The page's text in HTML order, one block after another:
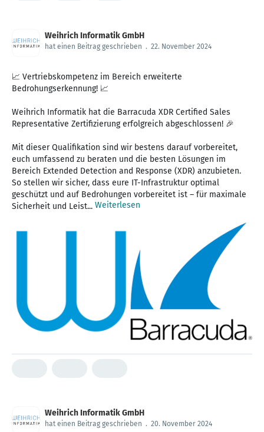
Weihrich Informatik GmbH
hat einen Beitrag geschrieben . 22. November 2024
📈 Vertriebskompetenz im Bereich erweiterte
Bedrohungserkennung! 📈
Weihrich Informatik hat die Barracuda XDR Certified Sales
Representative Zertifizierung erfolgreich abgeschlossen! 🎉
Mit dieser Qualifikation sind wir bestens darauf vorbereitet,
euch umfassend zu beraten und die besten Lösungen im
Bereich Extended Detection and Response (XDR) anzubieten.
So stellen wir sicher, dass eure IT-Infrastruktur optimal
geschützt und auf Bedrohungen vorbereitet ist – für maximale
Sicherheit und Leist... Weiterlesen
Weihrich Informatik GmbH
hat einen Beitrag geschrieben . 20. November 2024